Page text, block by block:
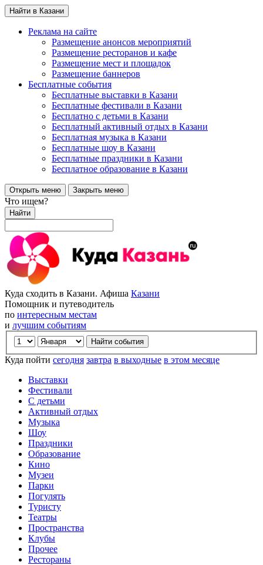
Найти в Казани
Реклама на сайте
Размещение анонсов мероприятий
Размещение ресторанов и кафе
Размещение мест и площадок
Размещение баннеров
Бесплатные события
Бесплатные выставки в Казани
Бесплатные фестивали в Казани
Бесплатно с детьми в Казани
Бесплатный активный отдых в Казани
Бесплатная музыка в Казани
Бесплатные шоу в Казани
Бесплатные праздники в Казани
Бесплатное образование в Казани
Открыть меню Закрыть меню
Что ищем?
Найти
Куда сходить в Казани. Афиша Казани
Помощник и путеводитель
по интересным местам
и лучшим событиям
Куда пойти сегодня завтра в выходные в этом месяце
Выставки
Фестивали
С детьми
Активный отдых
Музыка
Шоу
Праздники
Образование
Кино
Музеи
Парки
Погулять
Туристу
Театры
Пространства
Клубы
Прочее
Рестораны